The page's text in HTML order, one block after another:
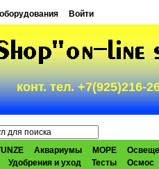
Войти
конт. тел. +7(925)216-
Аквариумы МОРЕ
Удобрения и уход Тесты
Осмос